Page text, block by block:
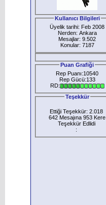
Kullanıcı Bilgileri
Üyelik tarihi: Feb 2008
Nerden: Ankara
Mesajlar: 9.502
Konular: 7187
Puan Grafiği
Rep Puanı:10540
Rep Gücü:133
RD:
Teşekkür
Ettiği Teşekkür: 2.018
642 Mesajına 953 Kere
Teşekkür Edlidi
: